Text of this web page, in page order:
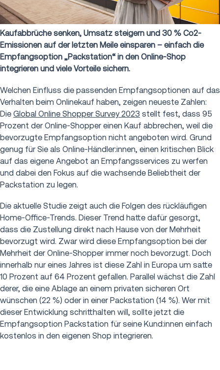
Kaufabbrüche senken, Umsatz steigern und 30 % Co2-
Emissionen auf der letzten Meile einsparen – einfach die
Empfangsoption „Packstation“ in den Online-Shop
integrieren und viele Vorteile sichern.
Welchen Einfluss die passenden Empfangsoptionen auf das
Verhalten beim Onlinekauf haben, zeigen neueste Zahlen:
Die Global Online Shopper Survey 2023 stellt fest, dass 95
Prozent der Online-Shopper einen Kauf abbrechen, weil die
bevorzugte Empfangsoption nicht angeboten wird. Grund
genug für Sie als Online-Händler:innen, einen kritischen Blick
auf das eigene Angebot an Empfangsservices zu werfen
und dabei den Fokus auf die wachsende Beliebtheit der
Packstation zu legen.
Die aktuelle Studie zeigt auch die Folgen des rückläufigen
Home-Office-Trends. Dieser Trend hatte dafür gesorgt,
dass die Zustellung direkt nach Hause von der Mehrheit
bevorzugt wird. Zwar wird diese Empfangsoption bei der
Mehrheit der Online-Shopper immer noch bevorzugt. Doch
innerhalb nur eines Jahres ist diese Zahl in Europa um satte
10 Prozent auf 64 Prozent gefallen. Parallel wächst die Zahl
derer, die eine Ablage an einem privaten sicheren Ort
wünschen (22 %) oder in einer Packstation (14 %). Wer mit
dieser Entwicklung schritthalten will, sollte jetzt die
Empfangsoption Packstation für seine Kund:innen einfach
kostenlos in den eigenen Shop integrieren.